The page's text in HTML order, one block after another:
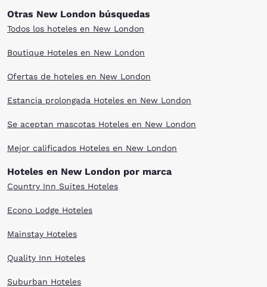
Otras New London búsquedas
Todos los hoteles en New London
Boutique Hoteles en New London
Ofertas de hoteles en New London
Estancia prolongada Hoteles en New London
Se aceptan mascotas Hoteles en New London
Mejor calificados Hoteles en New London
Hoteles en New London por marca
Country Inn Suites Hoteles
Econo Lodge Hoteles
Mainstay Hoteles
Quality Inn Hoteles
Suburban Hoteles